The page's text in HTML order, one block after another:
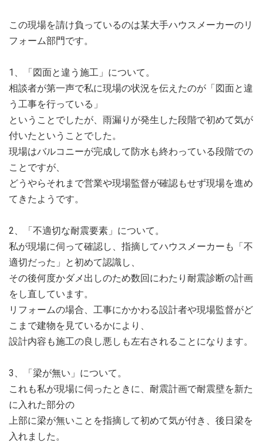
この現場を請け負っているのは某大手ハウスメーカーのリ
フォーム部門です。
1、「図面と違う施工」について。
相談者が第一声で私に現場の状況を伝えたのが「図面と違
う工事を行っている」
ということでしたが、雨漏りが発生した段階で初めて気が
付いたということでした。
現場はバルコニーが完成して防水も終わっている段階での
ことですが、
どうやらそれまで営業や現場監督が確認もせず現場を進め
てきたようです。
2、「不適切な耐震要素」について。
私が現場に伺って確認し、指摘してハウスメーカーも「不
適切だった」と初めて認識し、
その後何度かダメ出しのため数回にわたり耐震診断の計画
をし直しています。
リフォームの場合、工事にかかわる設計者や現場監督がど
こまで建物を見ているかにより、
設計内容も施工の良し悪しも左右されることになります。
3、「梁が無い」について。
これも私が現場に伺ったときに、耐震計画で耐震壁を新た
に入れた部分の
上部に梁が無いことを指摘して初めて気が付き、後日梁を
入れました。